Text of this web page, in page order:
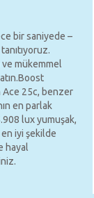
bir saniyede –
ve mükemmel
Ace 25c, benzer
en parlak
lux yumuşak,
en iyi şekilde
hayal